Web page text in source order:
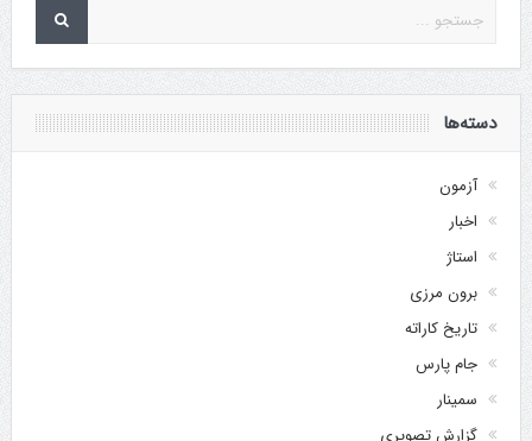
دسته‌ها
آزمون
اخبار
استاژ
برون مرزی
تاریخ کاراته
جام پارس
سمینار
گزارش تصویری